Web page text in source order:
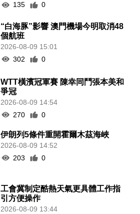
135
0
“白海豚”影響 澳門機場今明取消48
個航班
2026-08-09 15:01
302
0
WTT橫濱冠軍賽 陳幸同鬥張本美和
爭冠
2026-08-09 14:54
270
0
伊朗列5條件重開霍爾木茲海峽
2026-08-09 14:52
203
0
工會冀制定酷熱天氣更具體工作指
引方便操作
2026-08-09 13:44